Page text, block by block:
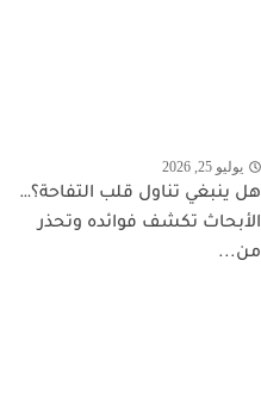
يوليو 25, 2026
هل ينبغي تناول قلب التفاحة؟…
الأبحاث تكشف فوائده وتحذر
من...